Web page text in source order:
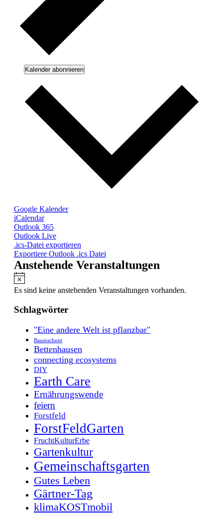
Kalender abonnieren
Google Kalender
iCalendar
Outlook 365
Outlook Live
.ics-Datei exportieren
Exportiere Outlook .ics Datei
Anstehende Veranstaltungen
Hinweis
Es sind keine anstehenden Veranstaltungen vorhanden.
Schlagwörter
"Eine andere Welt ist pflanzbar"
Baumschnitt
Bettenhausen
connecting ecosystems
DIY
Earth Care
Ernährungswende
feiern
Forstfeld
ForstFeldGarten
FruchtKulturErbe
Gartenkultur
Gemeinschaftsgarten
Gutes Leben
Gärtner-Tag
klimaKOSTmobil